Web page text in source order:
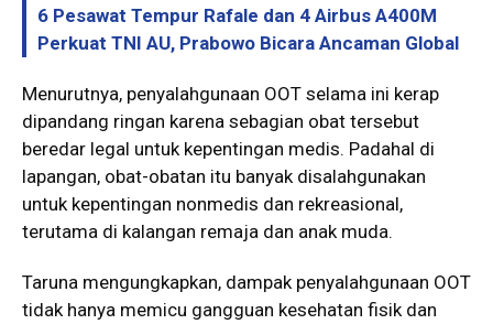
6 Pesawat Tempur Rafale dan 4 Airbus A400M
Perkuat TNI AU, Prabowo Bicara Ancaman Global
Menurutnya, penyalahgunaan OOT selama ini kerap
dipandang ringan karena sebagian obat tersebut
beredar legal untuk kepentingan medis. Padahal di
lapangan, obat-obatan itu banyak disalahgunakan
untuk kepentingan nonmedis dan rekreasional,
terutama di kalangan remaja dan anak muda.
Taruna mengungkapkan, dampak penyalahgunaan OOT
tidak hanya memicu gangguan kesehatan fisik dan